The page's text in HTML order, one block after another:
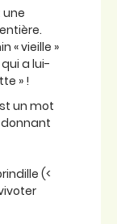
« vieille »
a lui-
» !
un mot
donnant
(<